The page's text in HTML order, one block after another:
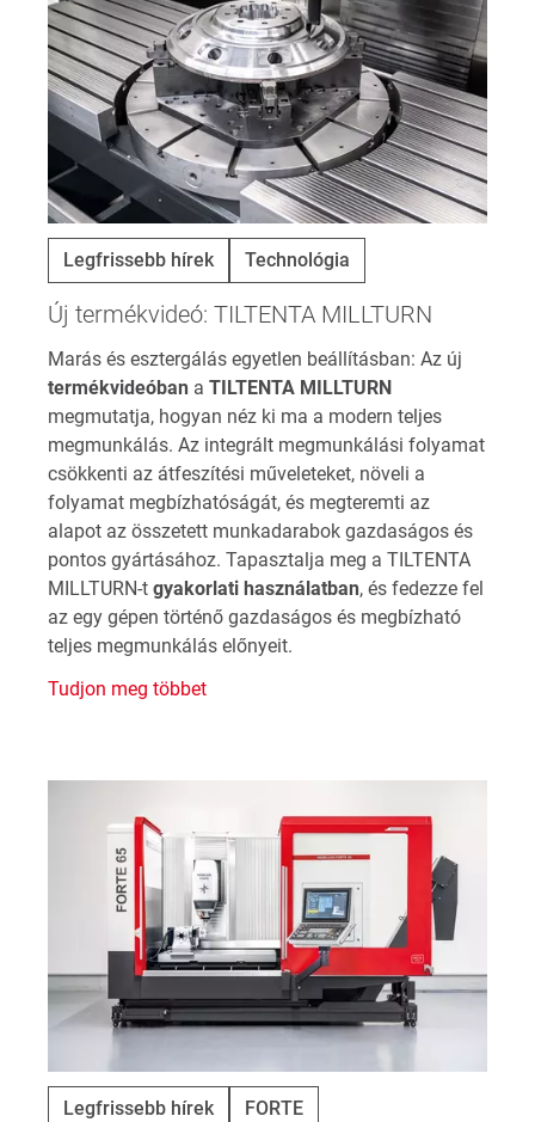
Legfrissebb hírek Technológia
Új termékvideó: TILTENTA MILLTURN
Marás és esztergálás egyetlen beállításban: Az új
termékvideóban a TILTENTA MILLTURN
megmutatja, hogyan néz ki ma a modern teljes
megmunkálás. Az integrált megmunkálási folyamat
csökkenti az átfeszítési műveleteket, növeli a
folyamat megbízhatóságát, és megteremti az
alapot az összetett munkadarabok gazdaságos és
pontos gyártásához. Tapasztalja meg a TILTENTA
MILLTURN-t gyakorlati használatban, és fedezze fel
az egy gépen történő gazdaságos és megbízható
teljes megmunkálás előnyeit.
Tudjon meg többet
Legfrissebb hírek FORTE